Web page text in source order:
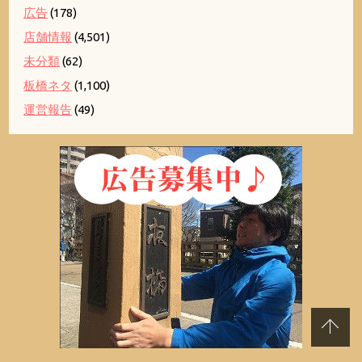
広告(178)
店舗情報 (4,501)
未分類(62)
板橋ネタ (1,100)
運営報告(49)